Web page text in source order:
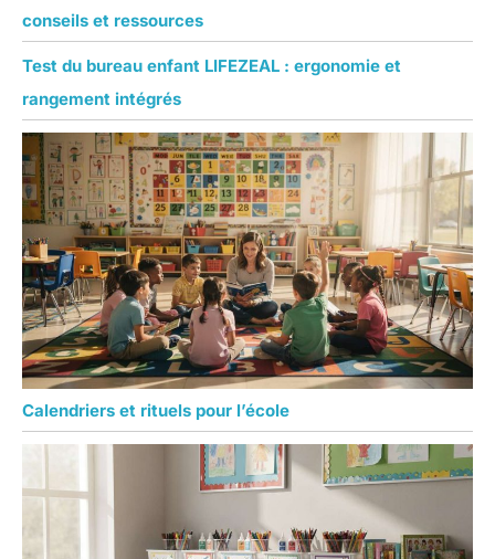
conseils et ressources
Test du bureau enfant LIFEZEAL : ergonomie et
rangement intégrés
Calendriers et rituels pour l’école